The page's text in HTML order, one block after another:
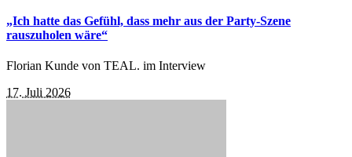
„Ich hatte das Gefühl, dass mehr aus der Party-Szene
rauszuholen wäre“
Florian Kunde von TEAL. im Interview
17. Juli 2026